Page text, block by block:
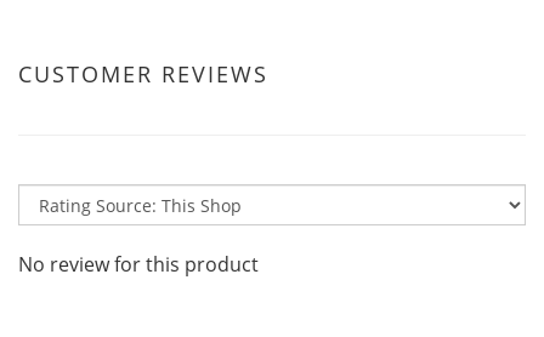
CUSTOMER REVIEWS
No review for this product